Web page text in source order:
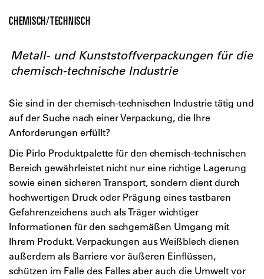
CHEMISCH/TECHNISCH
Metall- und Kunststoffverpackungen für die
chemisch-technische Industrie
Sie sind in der chemisch-technischen Industrie tätig und
auf der Suche nach einer Verpackung, die Ihre
Anforderungen erfüllt?
Die Pirlo Produktpalette für den chemisch-technischen
Bereich gewährleistet nicht nur eine richtige Lagerung
sowie einen sicheren Transport, sondern dient durch
hochwertigen Druck oder Prägung eines tastbaren
Gefahrenzeichens auch als Träger wichtiger
Informationen für den sachgemäßen Umgang mit
Ihrem Produkt. Verpackungen aus Weißblech dienen
außerdem als Barriere vor äußeren Einflüssen,
schützen im Falle des Falles aber auch die Umwelt vor